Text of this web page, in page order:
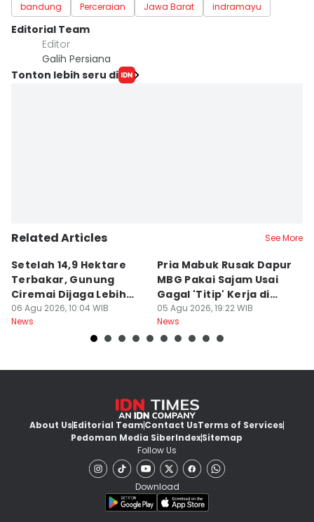
bandung Perceraian Jawa Barat indramayu
Editorial Team
Editor
Galih Persiana
Tonton lebih seru di
Related Articles See More
Setelah 14,9 Hektare
Terbakar, Gunung
Ciremai Dijaga Lebih
Ketat
06 Agu 2026, 10:04 WIB
News
Pria Mabuk Rusak Dapur
MBG Pakai Sajam Usai
Gagal 'Titip' Kerja di
Sukabumi
05 Agu 2026, 19:22 WIB
News
About UsEditorial TeamContact UsTerms of Services
Pedoman Media SiberIndexSitemap
Follow Us
Download